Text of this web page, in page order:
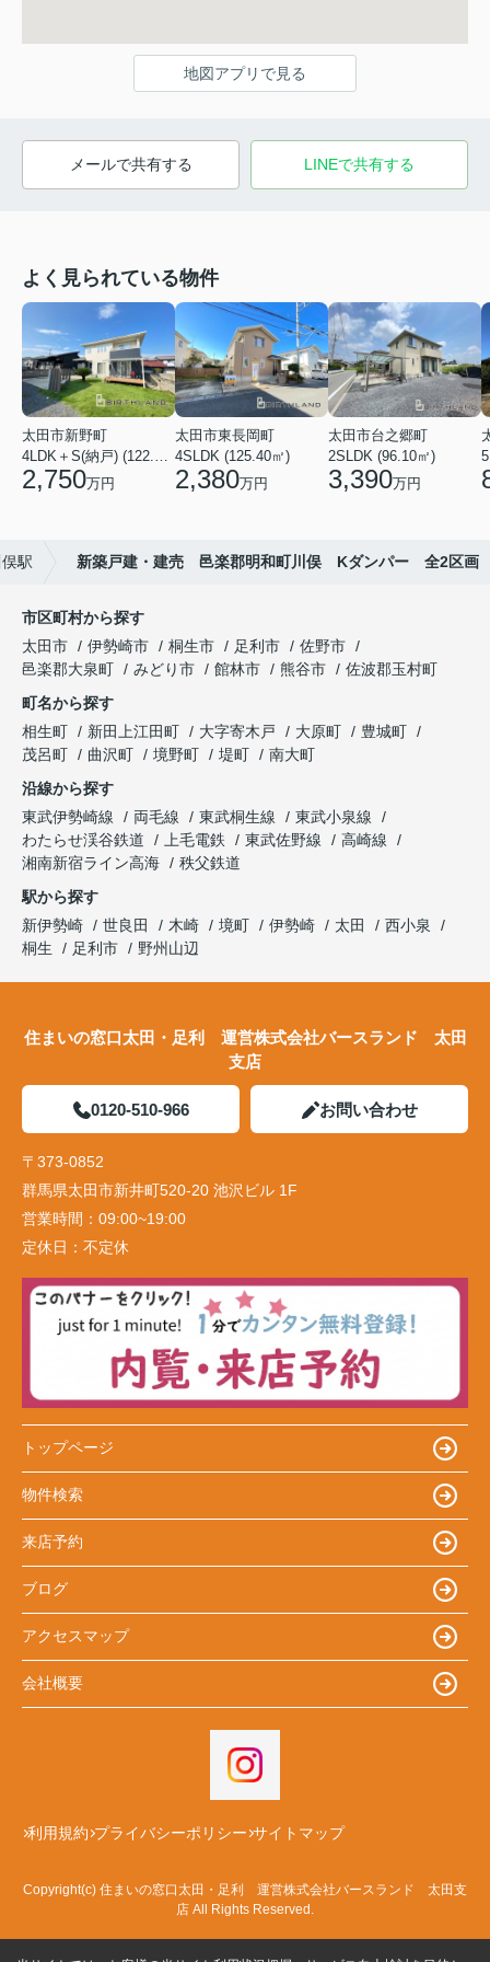
地図アプリで見る
メールで共有する LINEで共有する
よく見られている物件
太田市新野町
4LDK＋S(納戸) (122.55㎡)
2,750万円
太田市東長岡町
4SLDK (125.40㎡)
2,380万円
太田市台之郷町
2SLDK (96.10㎡)
3,390万円
駅 新築戸建・建売 邑楽郡明和町川俣 Kダンパー 全2区画
市区町村から探す
太田市
伊勢崎市 桐生市 足利市
佐野市
邑楽郡大泉町
みどり市 館林市 熊谷市
佐波郡玉村町
町名から探す
相生町
新田上江田町 大字寄木戸 大原町
豊城町
茂呂町
曲沢町 境野町 堤町
南大町
沿線から探す
東武伊勢崎線
両毛線 東武桐生線
東武小泉線
わたらせ渓谷鉄道
上毛電鉄 東武佐野線
高崎線
湘南新宿ライン高海
秩父鉄道
駅から探す
新伊勢崎
世良田 木崎 境町 伊勢崎 太田
西小泉
桐生
足利市 野州山辺
住まいの窓口太田・足利 運営株式会社バースランド 太田
支店
0120-510-966 お問い合わせ
〒373-0852
群馬県太田市新井町520-20 池沢ビル 1F
営業時間： 09:00~19:00
定休日： 不定休
トップページ
物件検索
来店予約
ブログ
アクセスマップ
会社概要
利用規約 プライバシーポリシー サイトマップ
Copyright(c) 住まいの窓口太田・足利 運営株式会社バースランド 太田支
店 All Rights Reserved.